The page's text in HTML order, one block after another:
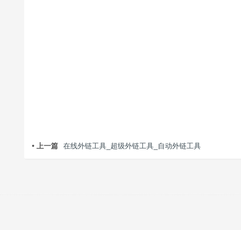
• 上一篇 在线外链工具_超级外链工具_自动外链工具